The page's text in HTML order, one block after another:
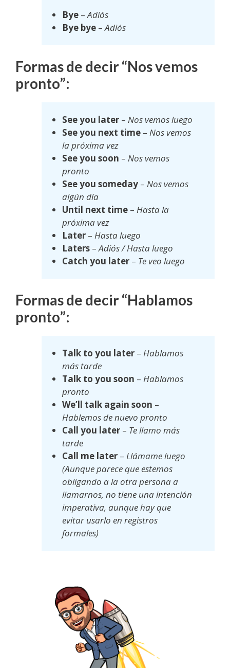
Bye –Adiós
Bye bye –Adiós
Formas de decir “Nos vemos
pronto”:
See you later –Nos vemos luego
See you next time –Nos vemos
la próxima vez
See you soon –Nos vemos
pronto
See you someday –Nos vemos
algún día
Until next time –Hasta la
próxima vez
Later –Hasta luego
Laters –Adiós / Hasta luego
Catch you later – Te veo luego
Formas de decir “Hablamos
pronto”:
Talk to you later –Hablamos
más tarde
Talk to you soon –Hablamos
pronto
We’ll talk again soon –
Hablemos de nuevo pronto
Call you later – Te llamo más
tarde
Call me later –Llámame luego
(Aunque parece que estemos
obligando a la otra persona a
llamarnos, no tiene una intención
imperativa, aunque hay que
evitar usarlo en registros
formales)